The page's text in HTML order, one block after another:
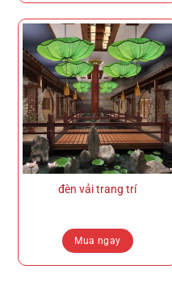
đèn vải trang trí
Mua ngay